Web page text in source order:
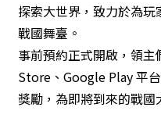
探索大世界，致力於為
戰國舞臺。
事前預約正式開啟，領
Store、Google Play 平
獎勵，為即將到來的戰國